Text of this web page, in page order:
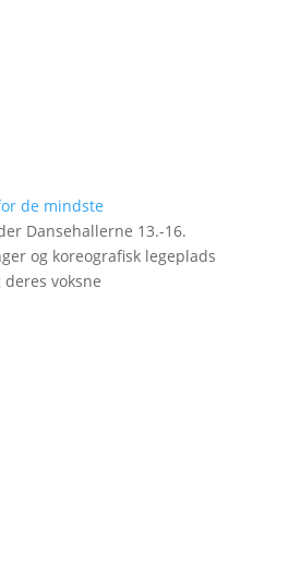
de mindste
Dansehallerne 13.-16.
og koreografisk legeplads
voksne